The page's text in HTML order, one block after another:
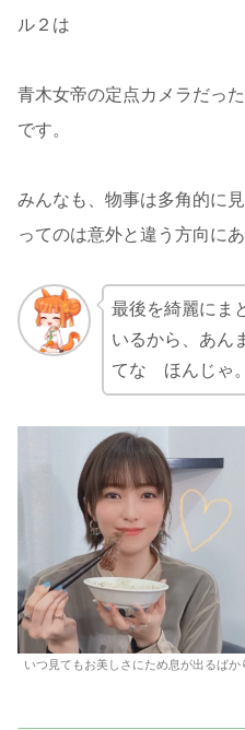
ル２は
青木女帝の定点カメラだっ
です。
みんなも、物事は多角的に
ってのは意外と違う方向に
最後を綺麗にま
いるから、あん
てな ほんじゃ
いつ見てもお美しさにため息が出るばか